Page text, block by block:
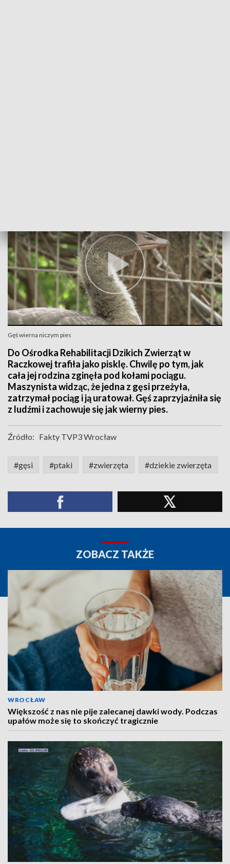
Gęś wierna niczym pies
Do Ośrodka Rehabilitacji Dzikich Zwierząt w
Raczkowej trafiła jako pisklę. Chwilę po tym, jak
cała jej rodzina zginęła pod kołami pociągu.
Maszynista widząc, że jedna z gęsi przeżyła,
zatrzymał pociąg i ją uratował. Gęś zaprzyjaźniła się
z ludźmi i zachowuje się jak wierny pies.
Źródło: Fakty TVP3 Wrocław
#gęsi #ptaki #zwierzęta #dziekie zwierzęta
ZOBACZ TAKŻE
WROCŁAW
Większość z nas nie pije zalecanej dawki wody. Podczas
upałów może się to skończyć tragicznie